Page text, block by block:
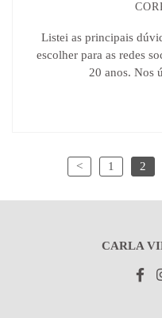
Listei as principais
escolher para as redes
20 anos. Nos
< 1 2
CARLA